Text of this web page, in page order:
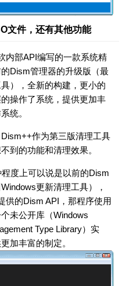
文件，还有其他功能
内部API编写的一款系统精
Dism管理器的升级版（最
），全新的构建，更小的
操作了系统，提供更加丰
统。
作为第三版清理工具
到的功能和清理效果。
度上可以说是以前的Dism
更新清理工具），
供的Dism API，那程序使用
未公开库（Windows
Type Library）实
加丰富的制定。